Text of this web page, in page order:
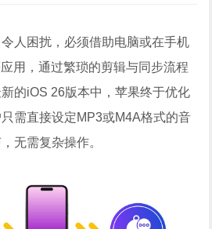
人困扰，必须借助电脑或在手机
用，通过繁琐的剪辑与同步流程
的iOS 26版本中，苹果终于优化
需直接设定MP3或M4A格式的音
无需复杂操作。